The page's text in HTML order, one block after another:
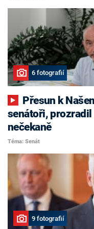
6 fotografií
senátoři, prozradil
nečekaně
Téma: Senát
9 fotografií